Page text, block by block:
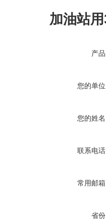
加油站
产
您的单
您的姓
联系电
常用邮
省